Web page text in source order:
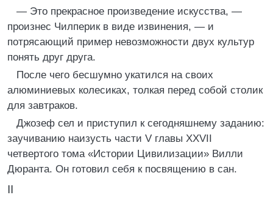
— Это прекрасное произведение искусства, —
произнес Чилперик в виде извинения, — и
потрясающий пример невозможности двух культур
понять друг друга.
После чего бесшумно укатился на своих
алюминиевых колесиках, толкая перед собой столик
для завтраков.
Джозеф сел и приступил к сегодняшнему заданию:
заучиванию наизусть части V главы XXVII
четвертого тома «Истории Цивилизации» Вилли
Дюранта. Он готовил себя к посвящению в сан.
II